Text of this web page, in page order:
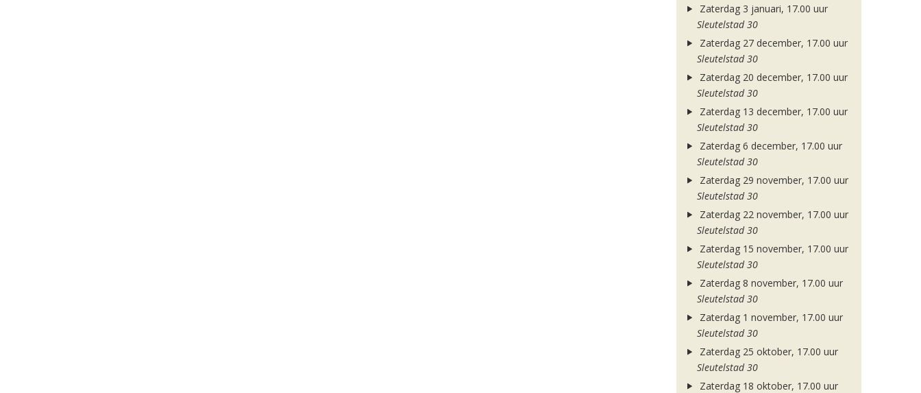
Zaterdag 3 januari, 17.00 uur
Sleutelstad 30
Zaterdag 27 december, 17.00 uur
Sleutelstad 30
Zaterdag 20 december, 17.00 uur
Sleutelstad 30
Zaterdag 13 december, 17.00 uur
Sleutelstad 30
Zaterdag 6 december, 17.00 uur
Sleutelstad 30
Zaterdag 29 november, 17.00 uur
Sleutelstad 30
Zaterdag 22 november, 17.00 uur
Sleutelstad 30
Zaterdag 15 november, 17.00 uur
Sleutelstad 30
Zaterdag 8 november, 17.00 uur
Sleutelstad 30
Zaterdag 1 november, 17.00 uur
Sleutelstad 30
Zaterdag 25 oktober, 17.00 uur
Sleutelstad 30
Zaterdag 18 oktober, 17.00 uur